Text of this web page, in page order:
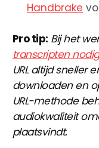
Handbrake
Pro tip: Bij het
transcripten
URL altijd sneller
downloaden en
URL-methode
audiokwaliteit
plaatsvindt.